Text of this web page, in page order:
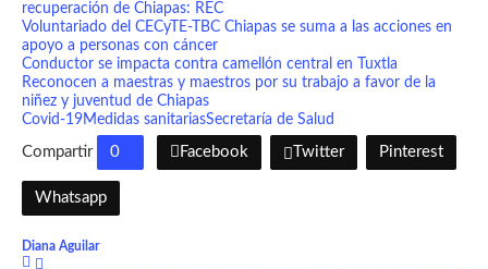
recuperación de Chiapas: REC
Voluntariado del CECyTE-TBC Chiapas se suma a las acciones en
apoyo a personas con cáncer
Conductor se impacta contra camellón central en Tuxtla
Reconocen a maestras y maestros por su trabajo a favor de la
niñez y juventud de Chiapas
Covid-19Medidas sanitariasSecretaría de Salud
Compartir 0 Facebook Twitter Pinterest
Whatsapp
Diana Aguilar